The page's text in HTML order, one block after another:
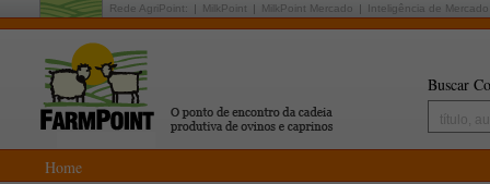
Rede AgriPoint: MilkPoint MilkPoint Mercado Inteligência de Mercado
Buscar
Home